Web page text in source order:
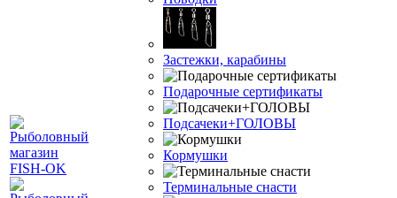
Застежки, карабины
Подарочные сертификаты
Подсачеки+ГОЛОВЫ
Кормушки
Терминальные снасти